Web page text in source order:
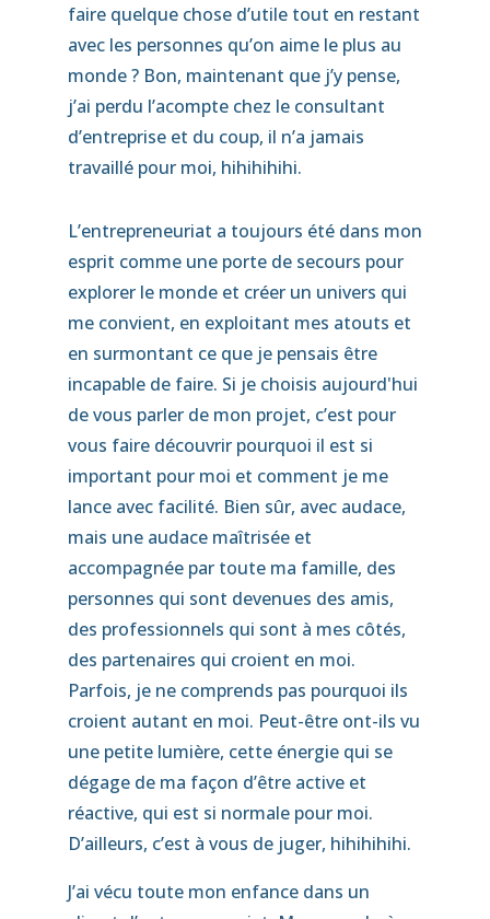
faire quelque chose d’utile tout en restant
avec les personnes qu’on aime le plus au
monde ? Bon, maintenant que j’y pense,
j’ai perdu l’acompte chez le consultant
d’entreprise et du coup, il n’a jamais
travaillé pour moi, hihihihihi.
L’entrepreneuriat a toujours été dans mon
esprit comme une porte de secours pour
explorer le monde et créer un univers qui
me convient, en exploitant mes atouts et
en surmontant ce que je pensais être
incapable de faire. Si je choisis aujourd'hui
de vous parler de mon projet, c’est pour
vous faire découvrir pourquoi il est si
important pour moi et comment je me
lance avec facilité. Bien sûr, avec audace,
mais une audace maîtrisée et
accompagnée par toute ma famille, des
personnes qui sont devenues des amis,
des professionnels qui sont à mes côtés,
des partenaires qui croient en moi.
Parfois, je ne comprends pas pourquoi ils
croient autant en moi. Peut-être ont-ils vu
une petite lumière, cette énergie qui se
dégage de ma façon d’être active et
réactive, qui est si normale pour moi.
D’ailleurs, c’est à vous de juger, hihihihihi.
J’ai vécu toute mon enfance dans un